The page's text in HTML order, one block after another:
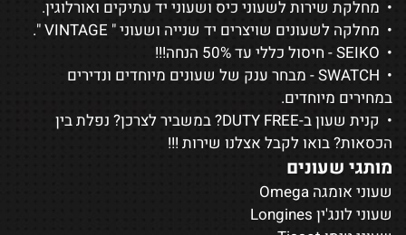
• מחלקת שירות לשעוני כיס ושעוני יד עתיקים ואורלוגין.
• מחלקה לשעונים שויצרים יד שנייה ושעוני " VINTAGE
".
•
SEIKO- חיסול כללי עד 50% הנחה!!!
•
SWATCH- מבחר ענק של שעונים מיוחדים ונדירים
במחירים מיוחדים.
• קנית שעון ב-DUTY FREE? במשביר לצרכן? נפלת בין
הכסאות? בואו לקבל אצלנו שירות !!!
מותגי שעונים
שעוני אומגה Omega
שעוני לונג'ין Longines